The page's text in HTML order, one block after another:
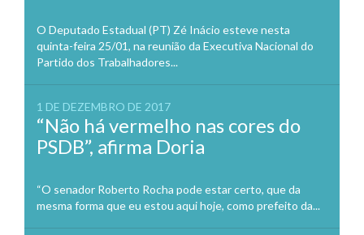
O Deputado Estadual (PT) Zé Inácio esteve nesta
quinta-feira 25/01, na reunião da Executiva Nacional do
Partido dos Trabalhadores...
1 DE DEZEMBRO DE 2017
“Não há vermelho nas cores do
PSDB”, afirma Doria
“O senador Roberto Rocha pode estar certo, que da
mesma forma que eu estou aqui hoje, como prefeito da...